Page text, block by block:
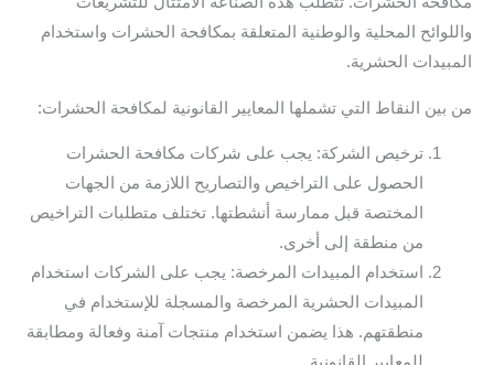
واللوائح المحلية والوطنية المتعلقة بمكافحة الحشرات واستخدام
المبيدات الحشرية.
من بين النقاط التي تشملها المعايير القانونية لمكافحة الحشرات:
ترخيص الشركة: يجب على شركات مكافحة الحشرات
الحصول على التراخيص والتصاريح اللازمة من الجهات
المختصة قبل ممارسة أنشطتها. تختلف متطلبات التراخيص
من منطقة إلى أخرى.
استخدام المبيدات المرخصة: يجب على الشركات استخدام
المبيدات الحشرية المرخصة والمسجلة للإستخدام في
منطقتهم. هذا يضمن استخدام منتجات آمنة وفعالة ومطابقة